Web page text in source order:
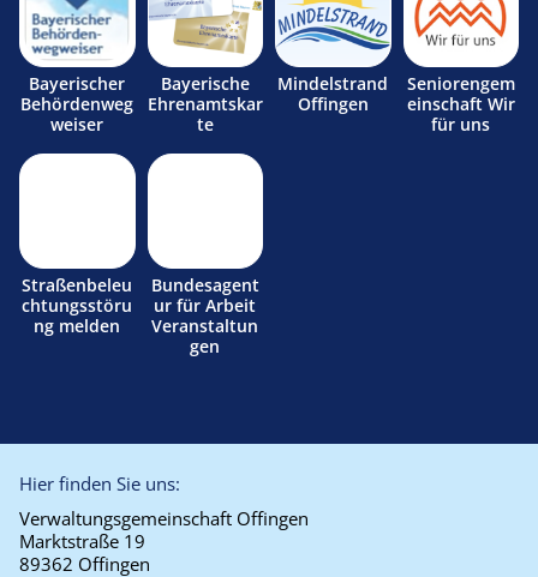
Bayerischer
Behördenweg
weiser
Bayerische
Ehrenamtskar
te
Mindelstrand
Offingen
Seniorengem
einschaft Wir
für uns
Straßenbeleu
chtungsstöru
ng melden
Bundesagent
ur für Arbeit
Veranstaltun
gen
Hier finden Sie uns:
Verwaltungsgemeinschaft Offingen
Marktstraße 19
89362 Offingen